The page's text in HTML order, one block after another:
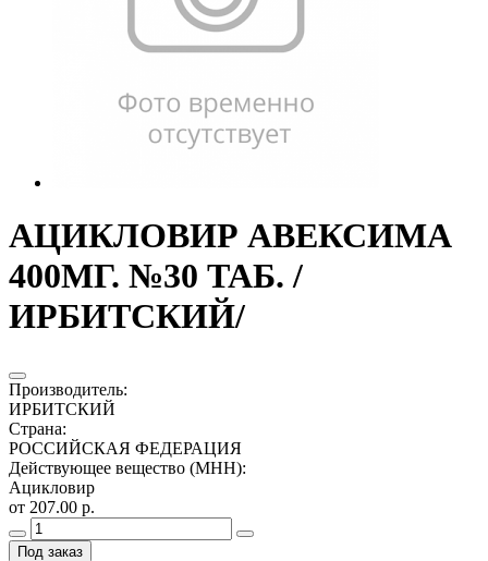
АЦИКЛОВИР АВЕКСИМА
400МГ. №30 ТАБ. /
ИРБИТСКИЙ/
Производитель:
ИРБИТСКИЙ
Страна:
РОССИЙСКАЯ ФЕДЕРАЦИЯ
Действующее вещество (МНН):
Ацикловир
от 207.00 р.
Под заказ